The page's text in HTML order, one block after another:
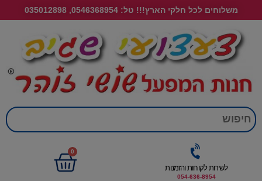
משלוחים לכל חלקי הארץ!!! טל: 0546368954, 035012898
לשירות לקוחות והזמנות
054-636-8954
0